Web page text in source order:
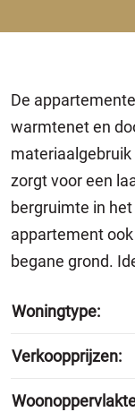
De
warmtenet en
zorgt voor een
bergruimte in
appartement
begane grond.
Woningtype:
Verkoopprijzen: